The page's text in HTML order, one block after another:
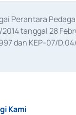
Perantara
tanggal 28
dan KEP-07/
Kami